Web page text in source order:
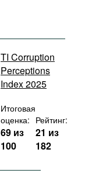
TI Corruption
Perceptions
Index 2025
Итоговая
оценка:
69 из
100
Рейтинг:
21 из
182